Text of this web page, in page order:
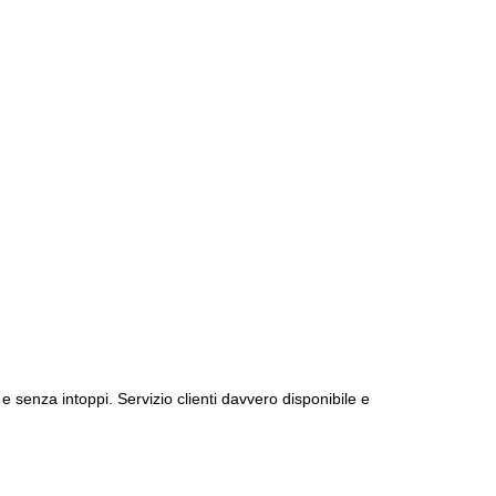
senza intoppi. Servizio clienti davvero disponibile e